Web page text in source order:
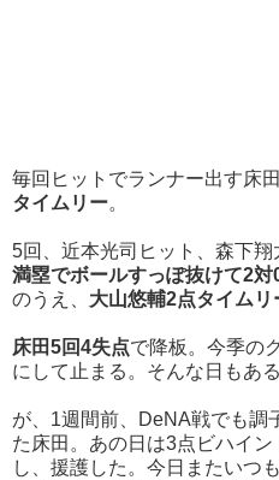
毎回ヒットでランナー出す床
タイムリー。
5回、近本光司ヒット、森下翔
満塁でボールすっぽ抜けて2対
のうえ、 大山悠輔2点タイムリ
床田5回4失点で降板。今季の
にして止まる。そんな日もある
が、 1週間前、DeNA戦でも調
た床田。あの日は3点ビハイ
し、援護した。 今日またいつ